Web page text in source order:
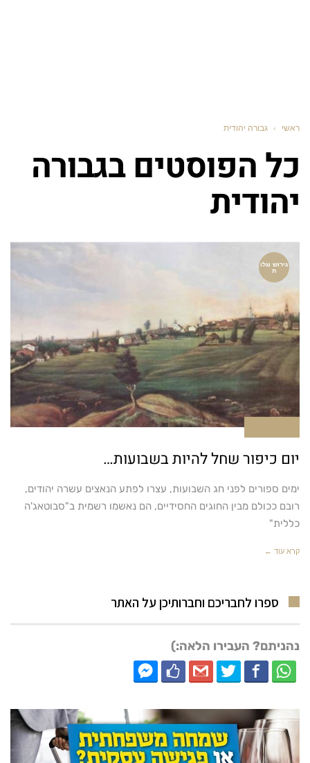
ראשי › גבורה יהודית
כל הפוסטים בגבורה
יהודית
גירוש וגלו
ת
יום כיפור שחל להיות בשבועות…
ימים ספורים לפני חג השבועות, עצרו לפתע הנאצים עשרה יהודים,
רובם ככולם מבין החוגים החסידיים, הם נאשמו רשמית ב"סבוטאג'ה
כללית"
קרא עוד ←
ספרו לחבריכם וחברותיכן על האתר
נהניתם? העבירו הלאה:)